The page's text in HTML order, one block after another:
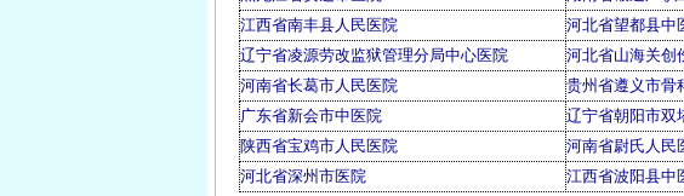
江西省南丰县人民医院
河北省望都县中
辽宁省凌源劳改监狱管理分局中心医院
河北省山海关创
河南省长葛市人民医院
贵州省遵义市骨
广东省新会市中医院
辽宁省朝阳市双
陕西省宝鸡市人民医院
河南省尉氏人民
河北省深州市医院
江西省波阳县中